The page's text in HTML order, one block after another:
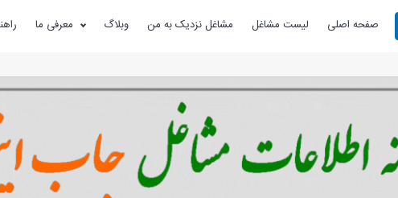
صفحه اصلی لیست مشاغل مشاغل نزدیک به من وبلاگ معرفی ما